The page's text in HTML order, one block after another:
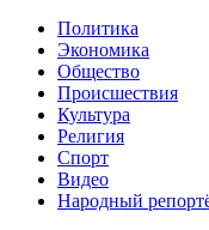
Политика
Экономика
Общество
Происшествия
Культура
Религия
Спорт
Видео
Народный